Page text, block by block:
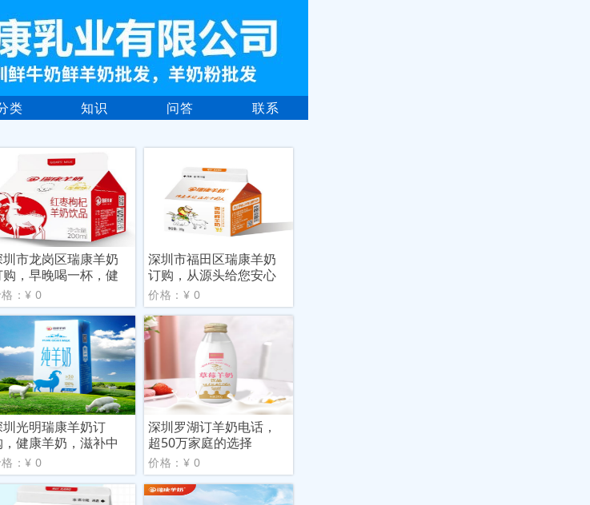
类 知识 问答
联系
圳市龙岗区瑞康羊奶
购，早晚喝一杯，健
：¥ 0
深圳市福田区瑞康羊奶
订购，从源头给您安心
价格：¥ 0
圳光明瑞康羊奶订
，健康羊奶，滋补中
：¥ 0
深圳罗湖订羊奶电话，
超50万家庭的选择
价格：¥ 0